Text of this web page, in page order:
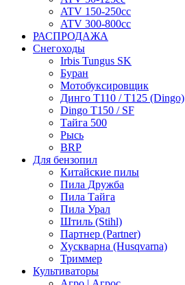
ATV 150-250cc
ATV 300-800cc
РАСПРОДАЖА
Снегоходы
Irbis Tungus SK
Буран
Мотобуксировщик
Динго T110 / T125 (Dingo)
Dingo T150 / SF
Тайга 500
Рысь
BRP
Для бензопил
Китайские пилы
Пила Дружба
Пила Тайга
Пила Урал
Штиль (Stihl)
Партнер (Partner)
Хускварна (Husqvarna)
Триммер
Культиваторы